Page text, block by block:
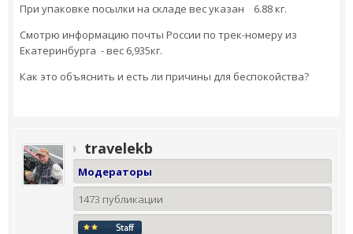
При упаковке посылки на складе вес указан
6.88 кг.
Смотрю информацию почты России по трек-номеру из
Екатеринбурга - вес 6,935кг.
Как это объяснить и есть ли причины для беспокойства?
travelekb
Модераторы
1473 публикации